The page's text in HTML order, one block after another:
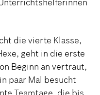
die vierte Klasse,
geht in die erste
Beginn an vertraut,
paar Mal besucht
Teamtage, die bis